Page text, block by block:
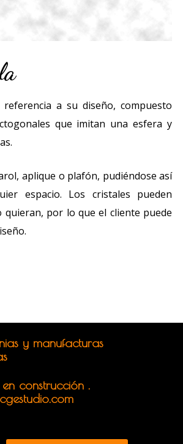
a su diseño, compuesto
que imitan una esfera y
aplique o plafón, pudiéndose así
espacio. Los cristales pueden
quieran, por lo que el cliente puede
y manufacturas
en construcción .